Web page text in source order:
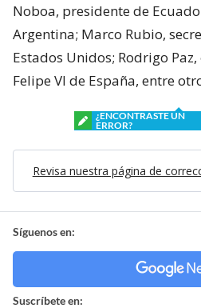
Noboa, presidente de
Argentina; Marco Rubio,
Estados Unidos; Rodrigo
Felipe VI de España, entre
¿ENCONTRASTE UN
ERROR?
Revisa nuestra página de
Síguenos en:
Suscríbete en: